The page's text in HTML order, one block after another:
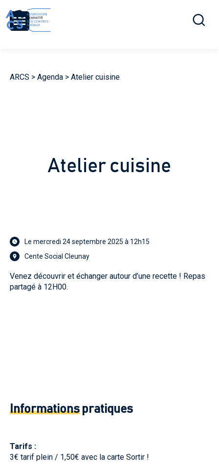
Menu
Ouvrir la
ARCS > Agenda > Atelier cuisine
Atelier cuisine
Le mercredi 24 septembre 2025 à 12h15
Cente Social Cleunay
Venez découvrir et échanger autour d’une recette ! Repas
partagé à 12H00.
Informations pratiques
Tarifs :
3€ tarif plein / 1,50€ avec la carte Sortir !